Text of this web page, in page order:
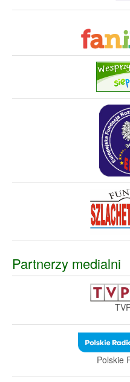
Partnerzy medialni
Polskie